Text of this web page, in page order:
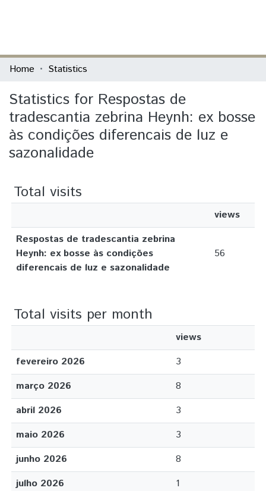
Communities & Collections
All of DSpace
Home Statistics
Statistics for Respostas de
tradescantia zebrina Heynh: ex bosse
às condições diferencais de luz e
sazonalidade
Total visits
views
Respostas de tradescantia zebrina
Heynh: ex bosse às condições
diferencais de luz e sazonalidade
56
Total visits per month
views
fevereiro 2026
3
março 2026
8
abril 2026
3
maio 2026
3
junho 2026
8
julho 2026
1